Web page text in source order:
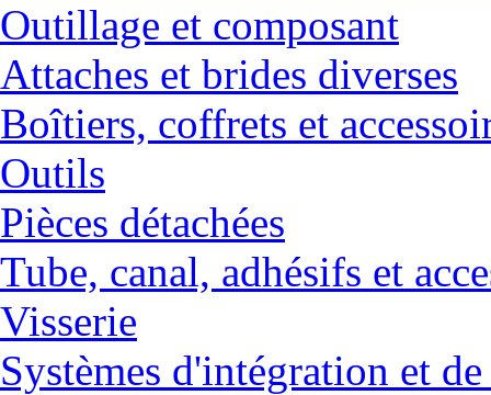
Outillage et composant
Attaches et brides diverses
Boîtiers, coffrets et
Outils
Pièces détachées
Tube, canal, adhésifs et
Visserie
Systèmes d'intégration et